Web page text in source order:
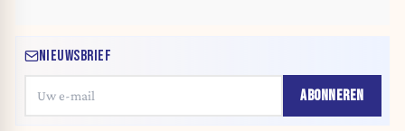
NIEUWSBRIEF
ABONNEREN